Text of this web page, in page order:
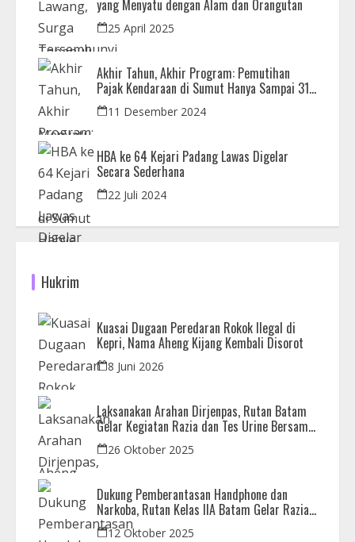
yang Menyatu dengan Alam dan Orangutan
25 April 2025
Akhir Tahun, Akhir Program: Pemutihan
Pajak Kendaraan di Sumut Hanya Sampai 31
Desember
11 Desember 2024
HBA ke 64 Kejari Padang Lawas Digelar
Secara Sederhana
22 Juli 2024
Hukrim
Kuasai Dugaan Peredaran Rokok Ilegal di
Kepri, Nama Aheng Kijang Kembali Disorot
8 Juni 2026
Laksanakan Arahan Dirjenpas, Rutan Batam
Gelar Kegiatan Razia dan Tes Urine Bersama
APH26 Oktober 2025
Dukung Pemberantasan Handphone dan
Narkoba, Rutan Kelas IIA Batam Gelar Razia
Bersama Aparat Penegak Hukum
12 Oktober 2025